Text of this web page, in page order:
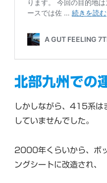
北部九州での
しかしながら、415系は
していませんでした。
2000年くらいから、ボ
ングシートに改造され、